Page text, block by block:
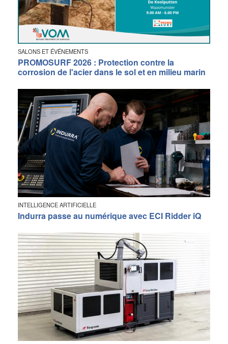
SALONS ET ÉVÉNEMENTS
PROMOSURF 2026 : Protection contre la
corrosion de l'acier dans le sol et en milieu marin
INTELLIGENCE ARTIFICIELLE
Indurra passe au numérique avec ECI Ridder iQ